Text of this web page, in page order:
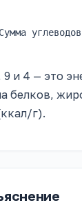
и 4 — это
белков,
г).